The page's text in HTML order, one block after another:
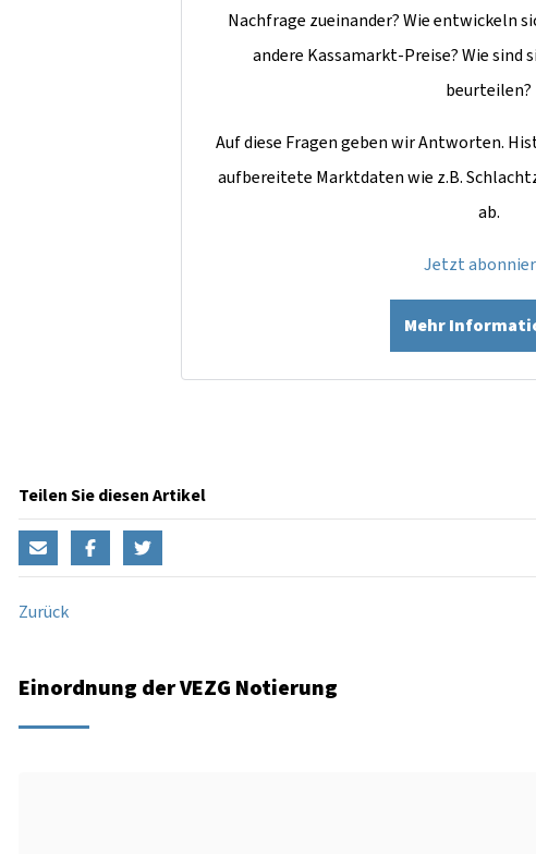
Nachfrage zueinander? Wie entwickeln
andere Kassamarkt-Preise? Wie sind
beurteilen?
Auf diese Fragen geben wir Antworten.
aufbereitete Marktdaten wie z.B.
ab.
Jetzt
Mehr
Teilen Sie diesen Artikel
Zurück
Einordnung der VEZG Notierung